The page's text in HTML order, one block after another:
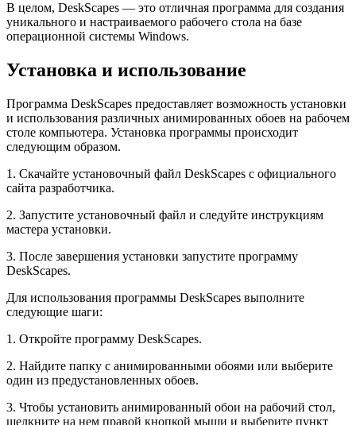
В целом, DeskScapes — это отличная программа для создания
уникального и настраиваемого рабочего стола на базе
операционной системы Windows.
Установка и использование
Программа DeskScapes предоставляет возможность установки
и использования различных анимированных обоев на рабочем
столе компьютера. Установка программы происходит
следующим образом.
1. Скачайте установочный файл DeskScapes с официального
сайта разработчика.
2. Запустите установочный файл и следуйте инструкциям
мастера установки.
3. После завершения установки запустите программу
DeskScapes.
Для использования программы DeskScapes выполните
следующие шаги:
1. Откройте программу DeskScapes.
2. Найдите папку с анимированными обоями или выберите
один из предустановленных обоев.
3. Чтобы установить анимированный обои на рабочий стол,
щелкните на нем правой кнопкой мыши и выберите пункт